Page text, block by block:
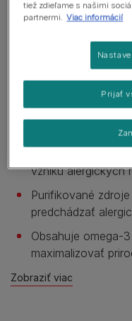
PURINA® PRO
Zatiaľ
Dostupné veľkosti:
Jediný zdroj
vzniku alergických
Purifikované
predchádzať
Obsahuje omega-
maximalizovať
Zobraziť viac
tiež zdieľame s našimi
partnermi. Viac informácií
Prijať